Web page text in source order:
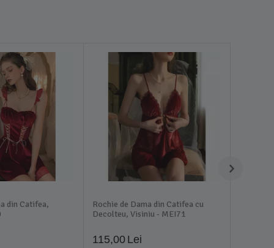
din Catifea,
Rochie de Dama din Catifea cu
Decolteu, Visiniu - MEI71
115,00 Lei